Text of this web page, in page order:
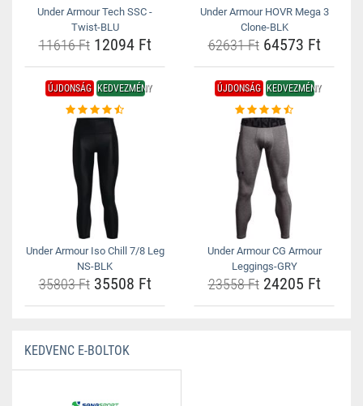
Under Armour Tech SSC -
Twist-BLU
11616 Ft12094 Ft
Under Armour HOVR Mega 3
Clone-BLK
62631 Ft64573 Ft
ÚJDONSÁG KEDVEZMÉNY
Under Armour Iso Chill 7/8 Leg
NS-BLK
35803 Ft35508 Ft
ÚJDONSÁG KEDVEZMÉNY
Under Armour CG Armour
Leggings-GRY
23558 Ft24205 Ft
KEDVENC E-BOLTOK